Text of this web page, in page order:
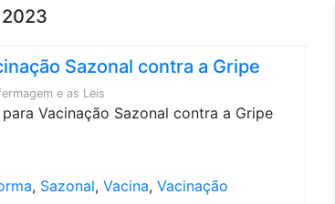
Sazonal contra a Gripe
e as Leis
, Sazonal, Vacina, Vacinação